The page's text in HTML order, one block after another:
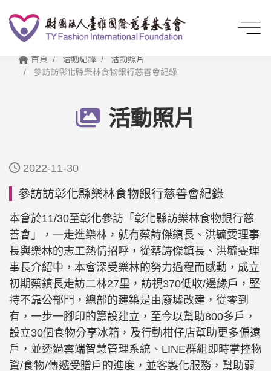
首頁 活動紀錄
活動照片
參訪訪彰化縣樂林食物銀行慈善會紀錄
活動照片
2022-11-30
參訪訪彰化縣樂林食物銀行慈善會紀錄
本會於11/30至彰化參訪「彰化縣訪樂林食物銀行慈
善會」，一走進樂林，就有蔡詩傑鎮長、洪毓雯理事
長與樂林的志工熱情招呼，從蔡詩傑鎮長、洪毓雯理
事長介紹中，本會深受樂林的努力過程而感動，成立
初期蔡鎮長走訪二林27里，訪視370低收/邊緣戶，堅
持不靠公部門，總部的建築是由廢墟改建，從零到
有，一步一腳印的籌設建立，至今以幫助800多戶，
設立30個食物分享冰箱，及行動柑仔店幫助更多偏遠
戶，並透過雲端智慧管理系統、LINE群組即時掌控物
資/食物/傳遞受贈戶的進度，並客製化服務，幫助弱